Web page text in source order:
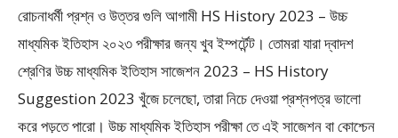
রোচনাধর্মীপ্রশ্ন ও উত্তর গুলি আগামী HS History 2023 – উচ্চ
মাধ্যমিক ইতিহাস ২০২৩ পরীক্ষার জন্য খুব ইম্পর্টেন্ট। তোমরা যারা দ্বাদশ
শ্রেণির উচ্চ মাধ্যমিক ইতিহাস সাজেশন 2023 – HS History
Suggestion 2023 খুঁজে চলেছো, তারা নিচে দেওয়া প্রশ্নপত্র ভালো
করে পড়তে পারো। উচ্চ মাধ্যমিক ইতিহাস পরীক্ষা তে এই সাজেশন বা কোশ্চেন